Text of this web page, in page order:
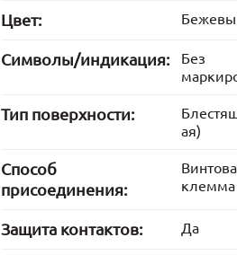
Цвет:
Символы/индикация:
Без
Тип поверхности:
ая)
Способ
присоединения:
клемма
Защита контактов: Да